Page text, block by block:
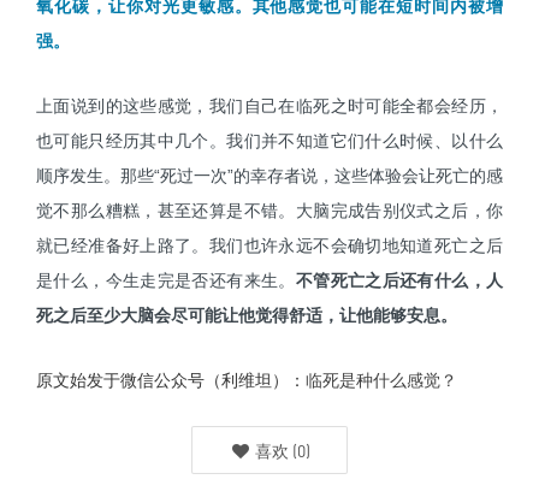
氧化碳，让你对光更敏感。其他感觉也可能在短时间内被增
强。
上面说到的这些感觉，我们自己在临死之时可能全都会经历，
也可能只经历其中几个。我们并不知道它们什么时候、以什么
顺序发生。那些“死过一次”的幸存者说，这些体验会让死亡的感
觉不那么糟糕，甚至还算是不错。大脑完成告别仪式之后，你
就已经准备好上路了。我们也许永远不会确切地知道死亡之后
是什么，今生走完是否还有来生。 不管死亡之后还有什么，人
死之后至少大脑会尽可能让他觉得舒适，让他能够安息。
原文始发于微信公众号（利维坦）： 临死是种什么感觉？
喜欢 (0)